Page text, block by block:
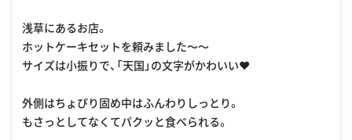
浅草にあるお店。
ホットケーキセットを頼みました〜〜
サイズは小振りで、「天国」の文字がかわいい❤︎
外側はちょぴり固め中はふんわりしっとり。
もさっとしてなくてパクッと食べられる。